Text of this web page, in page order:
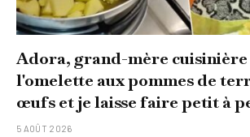
Adora, grand-mère cuisinière
l'omelette aux pommes de
œufs et je laisse faire petit à
5 AOÛT 2026